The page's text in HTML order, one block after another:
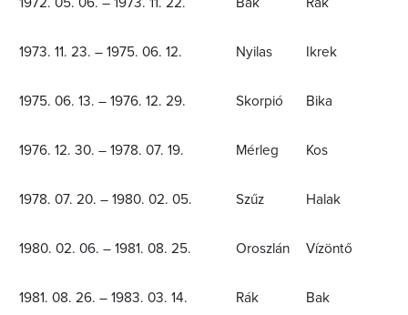
1973. 11. 23. – 1975. 06. 12. Nyilas Ikrek
1975. 06. 13. – 1976. 12. 29. Skorpió Bika
1976. 12. 30. – 1978. 07. 19. Mérleg Kos
1978. 07. 20. – 1980. 02. 05. Szűz Halak
1980. 02. 06. – 1981. 08. 25. Oroszlán Vízöntő
1981. 08. 26. – 1983. 03. 14. Rák Bak